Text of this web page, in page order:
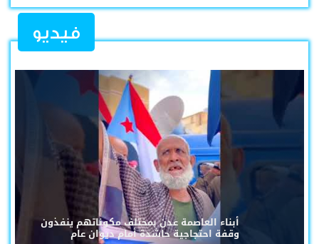
فيديو
أبناء العاصمة عدن بمختلف مكوناتهم ينفذون
وقفة احتجاجية حاشدة أمام ديوان عام